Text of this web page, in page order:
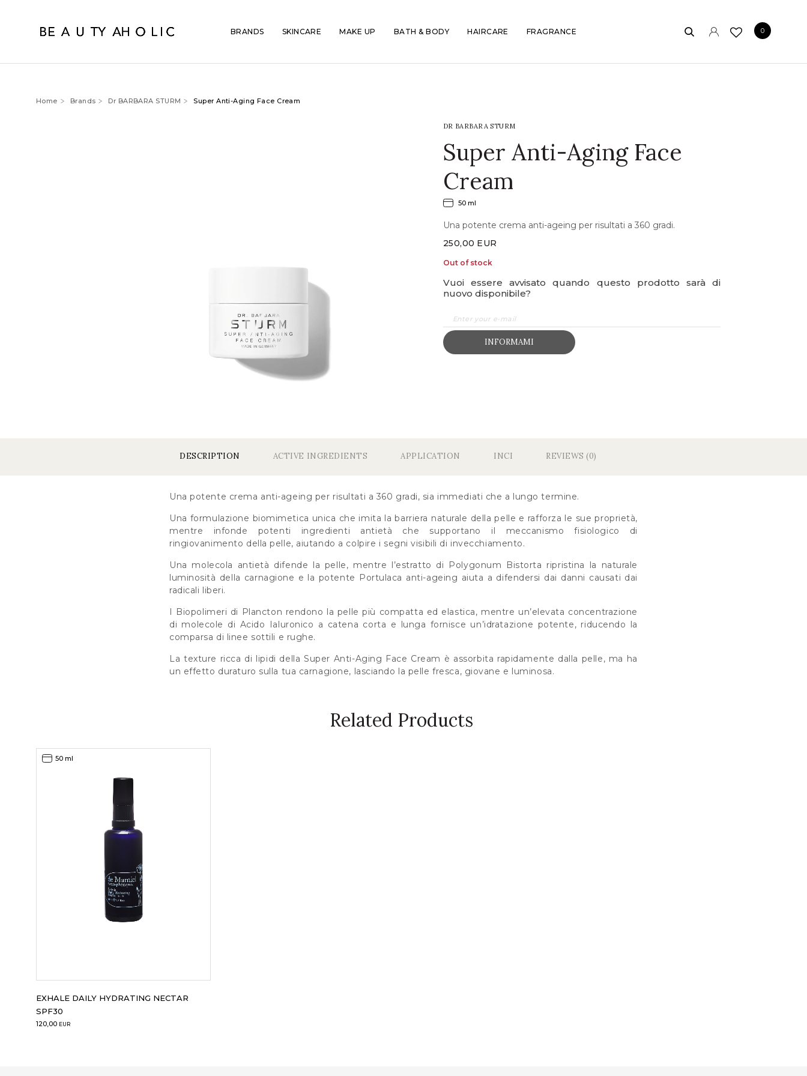
0
BRANDS SKINCARE MAKE UP BATH & BODY HAIRCARE FRAGRANCE
Home Brands Dr BARBARA STURM Super Anti-Aging Face Cream
DR BARBARA STURM
Super Anti-Aging Face
Cream
50 ml
Una potente crema anti-ageing per risultati a 360 gradi.
250,00 EUR
Out of stock
Vuoi essere avvisato quando questo prodotto sarà di
nuovo disponibile?
INFORMAMI
DESCRIPTION ACTIVE INGREDIENTS APPLICATION INCI REVIEWS (0)
Una potente crema anti-ageing per risultati a 360 gradi, sia immediati che a lungo termine.
Una formulazione biomimetica unica che imita la barriera naturale della pelle e rafforza le sue proprietà,
mentre infonde potenti ingredienti antietà che supportano il meccanismo fisiologico di
ringiovanimento della pelle, aiutando a colpire i segni visibili di invecchiamento.
Una molecola antietà difende la pelle, mentre l’estratto di Polygonum Bistorta ripristina la naturale
luminosità della carnagione e la potente Portulaca anti-ageing aiuta a difendersi dai danni causati dai
radicali liberi.
I Biopolimeri di Plancton rendono la pelle più compatta ed elastica, mentre un’elevata concentrazione
di molecole di Acido Ialuronico a catena corta e lunga fornisce un’idratazione potente, riducendo la
comparsa di linee sottili e rughe.
La texture ricca di lipidi della Super Anti-Aging Face Cream è assorbita rapidamente dalla pelle, ma ha
un effetto duraturo sulla tua carnagione, lasciando la pelle fresca, giovane e luminosa.
Related Products
50 ml
EXHALE DAILY HYDRATING NECTAR
SPF30
120,00 EUR